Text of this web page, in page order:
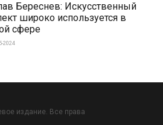
Береснев: Искусственный
широко используется в
сфере
2024
издание. Все права